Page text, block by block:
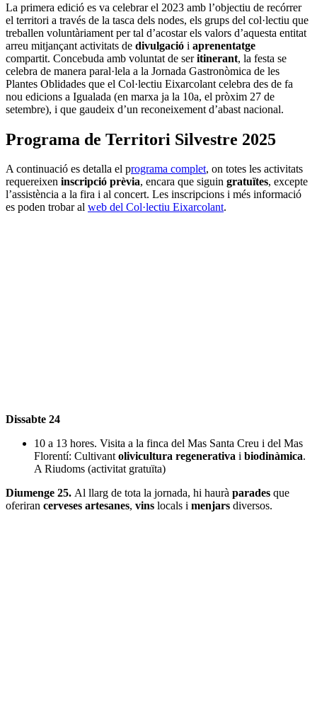
La primera edició es va celebrar el 2023 amb l’objectiu de recórrer
el territori a través de la tasca dels nodes, els grups del col·lectiu que
treballen voluntàriament per tal d’acostar els valors d’aquesta entitat
arreu mitjançant activitats de divulgació i aprenentatge
compartit. Concebuda amb voluntat de seritinerant, la festa se
celebra de manera paral·lela a la Jornada Gastronòmica de les
Plantes Oblidades que el Col·lectiu Eixarcolant celebra des de fa
nou edicions a Igualada (en marxa ja la 10a, el pròxim 27 de
setembre), i que gaudeix d’un reconeixement d’abast nacional.
Programa de Territori Silvestre 2025
A continuació es detalla el programa complet, on totes les activitats
requereixen inscripció prèvia, encara que siguin gratuïtes, excepte
l’assistència a la fira i al concert. Les inscripcions i més informació
es poden trobar al web del Col·lectiu Eixarcolant.
Dissabte 24
10 a 13 hores. Visita a la finca del Mas Santa Creu i del Mas
Florentí: Cultivantolivicultura regenerativa i biodinàmica.
A Riudoms (activitat gratuïta)
Diumenge 25. Al llarg de tota la jornada, hi haurà parades que
oferiran cerveses artesanes, vins locals i menjars diversos.